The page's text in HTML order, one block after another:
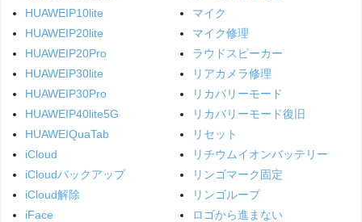
HUAWEIP10lite
HUAWEIP20lite
HUAWEIP20Pro
HUAWEIP30lite
HUAWEIP30Pro
HUAWEIP40lite5G
HUAWEIQuaTab
iCloud
iCloudバックアップ
iCloud解除
iFace
マイク
マイク修理
ラウドスピーカー
リアカメラ修理
リカバリーモード
リカバリーモード復旧
リセット
リチウムイオンバッテリー
リンゴマーク固定
リンゴループ
ロゴから進まない